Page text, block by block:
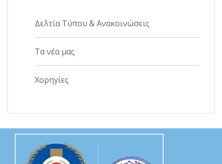
Δελτία Τύπου & Ανακοινώσεις
Τα νέα μας
Χορηγίες